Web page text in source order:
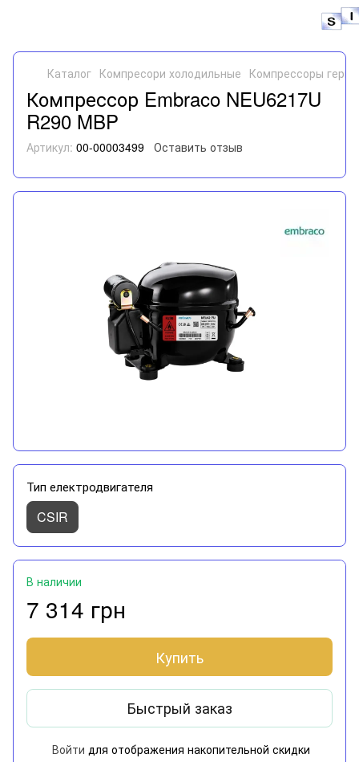
Каталог Компресори холодильные Компрессоры
Компрессор Embraco NEU6217U
R290 MBP
Артикул: 00-00003499 Оставить отзыв
Тип електродвигателя
CSIR
В наличии
7 314 грн
Купить
Быстрый заказ
Войти для отображения накопительной скидки